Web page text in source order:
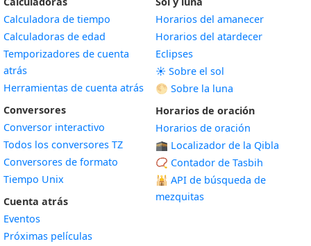
Calculadora de tiempo
Calculadoras de edad
Temporizadores de cuenta
atrás
Herramientas de cuenta atrás
Conversores
Conversor interactivo
Todos los conversores TZ
Conversores de formato
Tiempo Unix
Cuenta atrás
Eventos
Próximas películas
Horarios del amanecer
Horarios del atardecer
Eclipses
☀️ Sobre el sol
🌕 Sobre la luna
Horarios de oración
Horarios de oración
🕋 Localizador de la Qibla
📿 Contador de Tasbih
🕌 API de búsqueda de
mezquitas